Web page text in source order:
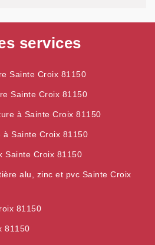
services
Sainte Croix 81150
Sainte Croix 81150
à Sainte Croix 81150
à Sainte Croix 81150
Sainte Croix 81150
alu, zinc et pvc Sainte Croix
81150
81150